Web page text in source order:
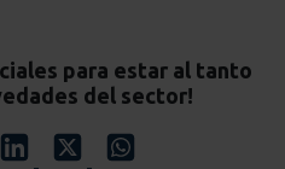
para estar al tanto
del sector!